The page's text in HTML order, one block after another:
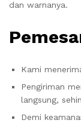
dan warnanya.
Kami
Pengiriman
langsung,
Demi